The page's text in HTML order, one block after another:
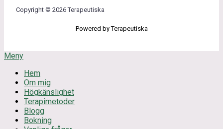
Copyright © 2026 Terapeutiska
Powered by Terapeutiska
Meny
Hem
Om mig
Högkänslighet
Terapimetoder
Blogg
Bokning